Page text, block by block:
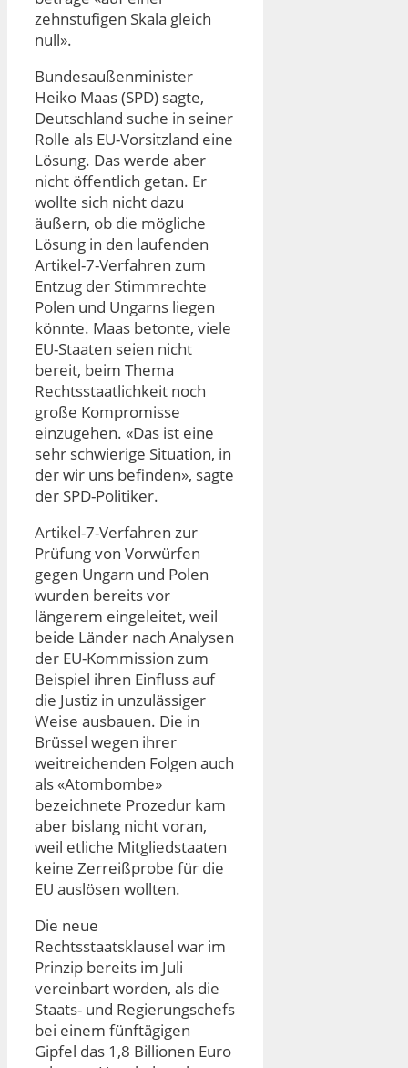
zehnstufigen Skala gleich
null».
Bundesaußenminister
Heiko Maas (SPD) sagte,
Deutschland suche in seiner
Rolle als EU-Vorsitzland eine
Lösung. Das werde aber
nicht öffentlich getan. Er
wollte sich nicht dazu
äußern, ob die mögliche
Lösung in den laufenden
Artikel-7-Verfahren zum
Entzug der Stimmrechte
Polen und Ungarns liegen
könnte. Maas betonte, viele
EU-Staaten seien nicht
bereit, beim Thema
Rechtsstaatlichkeit noch
große Kompromisse
einzugehen. «Das ist eine
sehr schwierige Situation, in
der wir uns befinden», sagte
der SPD-Politiker.
Artikel-7-Verfahren zur
Prüfung von Vorwürfen
gegen Ungarn und Polen
wurden bereits vor
längerem eingeleitet, weil
beide Länder nach Analysen
der EU-Kommission zum
Beispiel ihren Einfluss auf
die Justiz in unzulässiger
Weise ausbauen. Die in
Brüssel wegen ihrer
weitreichenden Folgen auch
als «Atombombe»
bezeichnete Prozedur kam
aber bislang nicht voran,
weil etliche Mitgliedstaaten
keine Zerreißprobe für die
EU auslösen wollten.
Die neue
Rechtsstaatsklausel war im
Prinzip bereits im Juli
vereinbart worden, als die
Staats- und Regierungschefs
bei einem fünftägigen
Gipfel das 1,8 Billionen Euro